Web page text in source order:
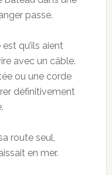
passe.
qu’ils aient
avec un câble.
ou une corde
définitivement
route seul,
en mer.